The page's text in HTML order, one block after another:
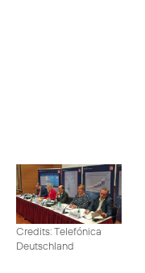
Credits: Telefónica
Deutschland